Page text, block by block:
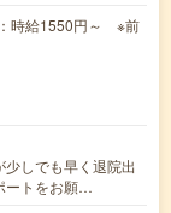
時給1550円～ ※前
少しでも早く退院出
ートをお願…